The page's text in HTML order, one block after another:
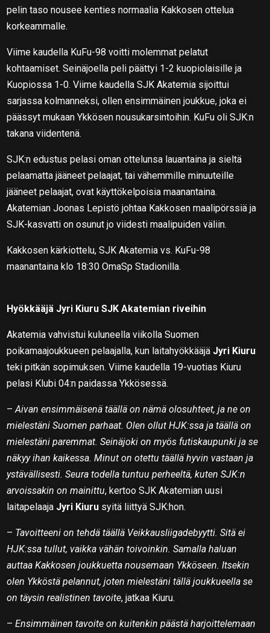
pelin taso nousee kenties normaalia Kakkosen ottelua
korkeammalle.
Viime kaudella KuFu-98 voitti molemmat pelatut
kohtaamiset. Seinäjoella peli päättyi 1-2 kuopiolaisille ja
Kuopiossa 1-0. Viime kaudella SJK Akatemia sijoittui
sarjassa kolmanneksi, ollen ensimmäinen joukkue, joka ei
päässyt mukaan Ykkösen nousukarsintoihin. KuFu oli SJK:n
takana viidentenä.
SJK:n edustus pelasi oman ottelunsa lauantaina ja sieltä
pelaamatta jääneet pelaajat, tai vähemmille minuuteille
jääneet pelaajat, ovat käyttökelpoisia maanantaina.
Akatemian Joonas Lepistö johtaa Kakkosen maalipörssiä ja
SJK-kasvatti on osunut jo viidesti maalipuiden väliin.
Kakkosen kärkiottelu, SJK Akatemia vs. KuFu-98
maanantaina klo 18:30 OmaSp Stadionilla.
Hyökkääjä Jyri Kiuru SJK Akatemian riveihin
Akatemia vahvistui kuluneella viikolla Suomen
poikamaajoukkueen pelaajalla, kun laitahyökkääjä Jyri Kiuru
teki pitkän sopimuksen. Viime kaudella 19-vuotias Kiuru
pelasi Klubi 04:n paidassa Ykkösessä.
–Aivan ensimmäisenä täällä on nämä olosuhteet, ja ne on
mielestäni Suomen parhaat. Olen ollut HJK:ssa ja täällä on
mielestäni paremmat. Seinäjoki on myös futiskaupunki ja se
näkyy ihan kaikessa. Minut on otettu täällä hyvin vastaan ja
ystävällisesti. Seura todella tuntuu perheeltä, kuten SJK:n
arvoissakin on mainittu, kertoo SJK Akatemian uusi
laitapelaaja Jyri Kiuru syitä liittyä SJK:hon.
– Tavoitteeni on tehdä täällä Veikkausliigadebyytti. Sitä ei
HJK:ssa tullut, vaikka vähän toivoinkin. Samalla haluan
auttaa Kakkosen joukkuetta nousemaan Ykköseen. Itsekin
olen Ykköstä pelannut, joten mielestäni tällä joukkueella se
on täysin realistinen tavoite, jatkaa Kiuru.
–Ensimmäinen tavoite on kuitenkin päästä harjoittelemaan